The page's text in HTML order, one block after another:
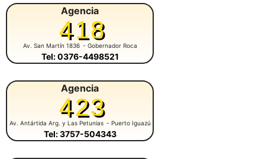
Agencia
418
Av. San Martín 1836 - Gobernador Roca
Tel: 0376-4498521
Agencia
423
Av. Antártida Arg. y Las Petunias - Puerto Iguazú
Tel: 3757-504343